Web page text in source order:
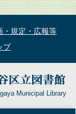
・規定・広報等
プ
Municipal Library